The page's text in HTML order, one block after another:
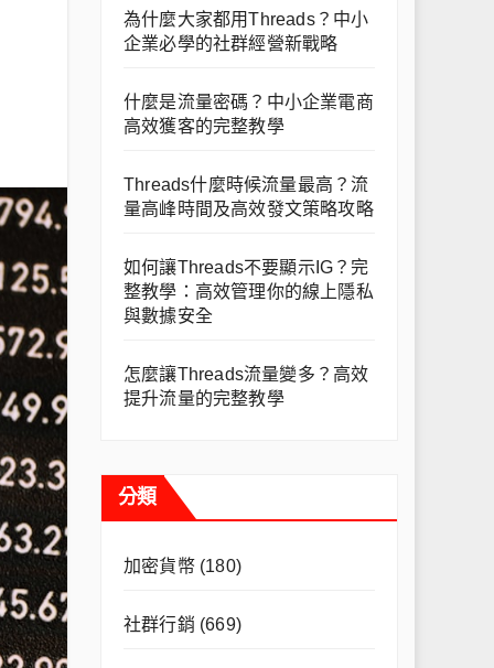
為什麼大家都用Threads？中小
企業必學的社群經營新戰略
什麼是流量密碼？中小企業電商
高效獲客的完整教學
Threads什麼時候流量最高？流
量高峰時間及高效發文策略攻略
如何讓Threads不要顯示IG？完
整教學：高效管理你的線上隱私
與數據安全
怎麼讓Threads流量變多？高效
提升流量的完整教學
分類
加密貨幣(180)
社群行銷 (669)